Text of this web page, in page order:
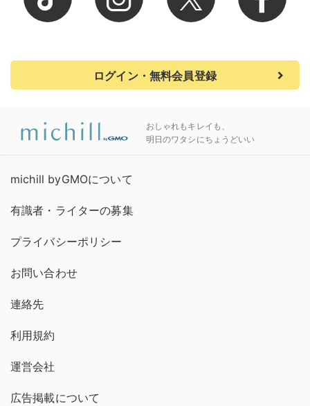
ログイン・無料会員登録
おしゃれもキレイも、
明日のワタシにちょうどいい
michill byGMOについて
有識者・ライターの募集
プライバシーポリシー
お問い合わせ
連絡先
利用規約
運営会社
広告掲載について